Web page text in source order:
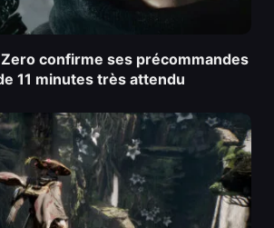
confirme ses précommandes
11 minutes très attendu